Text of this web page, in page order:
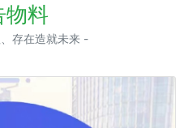
物料
存在造就未来 -